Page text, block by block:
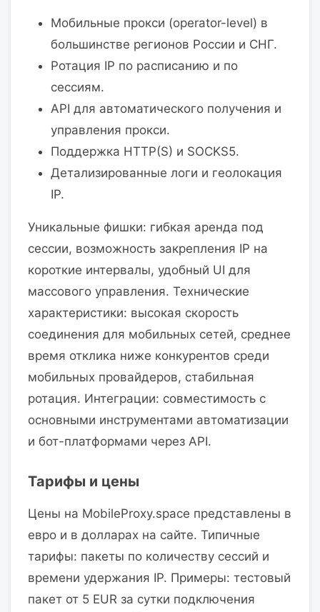
Мобильные прокси (operator-level) в
большинстве регионов России и СНГ.
Ротация IP по расписанию и по
сессиям.
API для автоматического получения и
управления прокси.
Поддержка HTTP(S) и SOCKS5.
Детализированные логи и геолокация
IP.
Уникальные фишки: гибкая аренда под
сессии, возможность закрепления IP на
короткие интервалы, удобный UI для
массового управления. Технические
характеристики: высокая скорость
соединения для мобильных сетей, среднее
время отклика ниже конкурентов среди
мобильных провайдеров, стабильная
ротация. Интеграции: совместимость с
основными инструментами автоматизации
и бот-платформами через API.
Тарифы и цены
Цены на MobileProxy.space представлены в
евро и в долларах на сайте. Типичные
тарифы: пакеты по количеству сессий и
времени удержания IP. Примеры: тестовый
пакет от 5 EUR за сутки подключения